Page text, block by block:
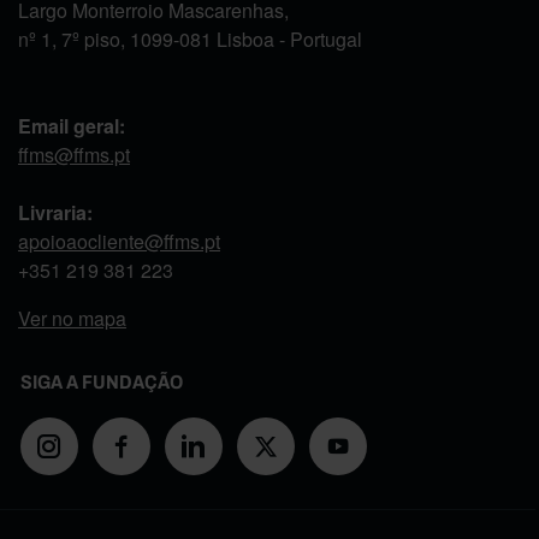
Largo Monterroio Mascarenhas,
nº 1, 7º piso, 1099-081 Lisboa - Portugal
Email geral:
ffms@ffms.pt
Livraria:
apoioaocliente@ffms.pt
+351 219 381 223
Ver no mapa
SIGA A FUNDAÇÃO